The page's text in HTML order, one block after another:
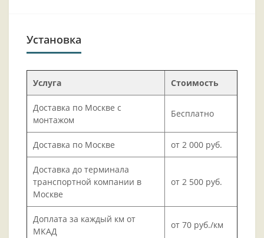
Установка
Услуга Стоимость
Доставка по Москве с
монтажом
Бесплатно
Доставка по Москве от 2 000 руб.
Доставка до терминала
транспортной компании в
Москве
от 2 500 руб.
Доплата за каждый км от
МКАД
от 70 руб./км